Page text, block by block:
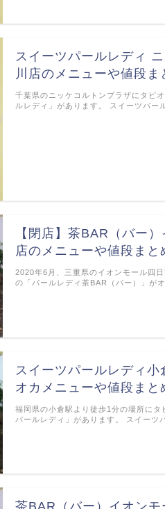
スイーツパールレディ
川店のメニューや値段ま
千葉県のニッケコルトンプラザにタピ
ルレディ」があります。 スイーツパ
【閉店】茶BAR（バー
店のメニューや値段まと
2020年6月、三重県のイオンモール四
の「パールレディ茶BAR（バー）」が
スイーツパールレディ
オカメニューや値段まと
福岡県の小倉駅より徒歩1分の場所にタ
パールレディ」があります。 スイーツ